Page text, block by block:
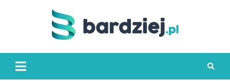
bardziej.pl